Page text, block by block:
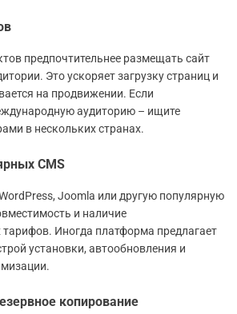
предпочтительнее размещать сайт
Это ускоряет загрузку страниц и
на продвижении. Если
аудиторию – ищите
в нескольких странах.
CMS
Joomla или другую популярную
и наличие
Иногда платформа предлагает
установки, автообновления и
копирование